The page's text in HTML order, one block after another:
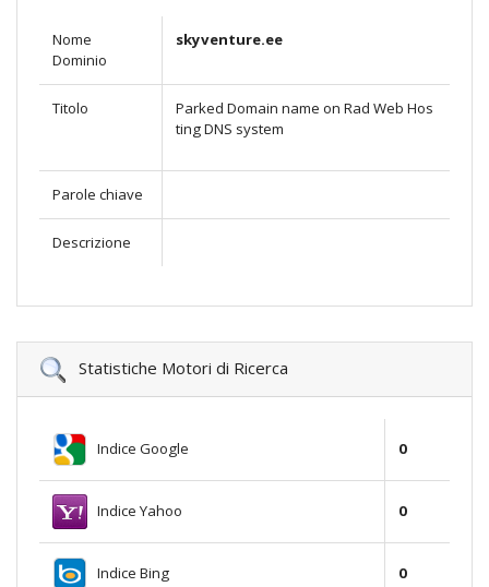
Nome
Dominio
skyventure.ee
Titolo
Parked Domain name on Rad Web Hos
ting DNS system
Parole chiave
Descrizione
Statistiche Motori di Ricerca
Indice Google 0
Indice Yahoo 0
Indice Bing 0